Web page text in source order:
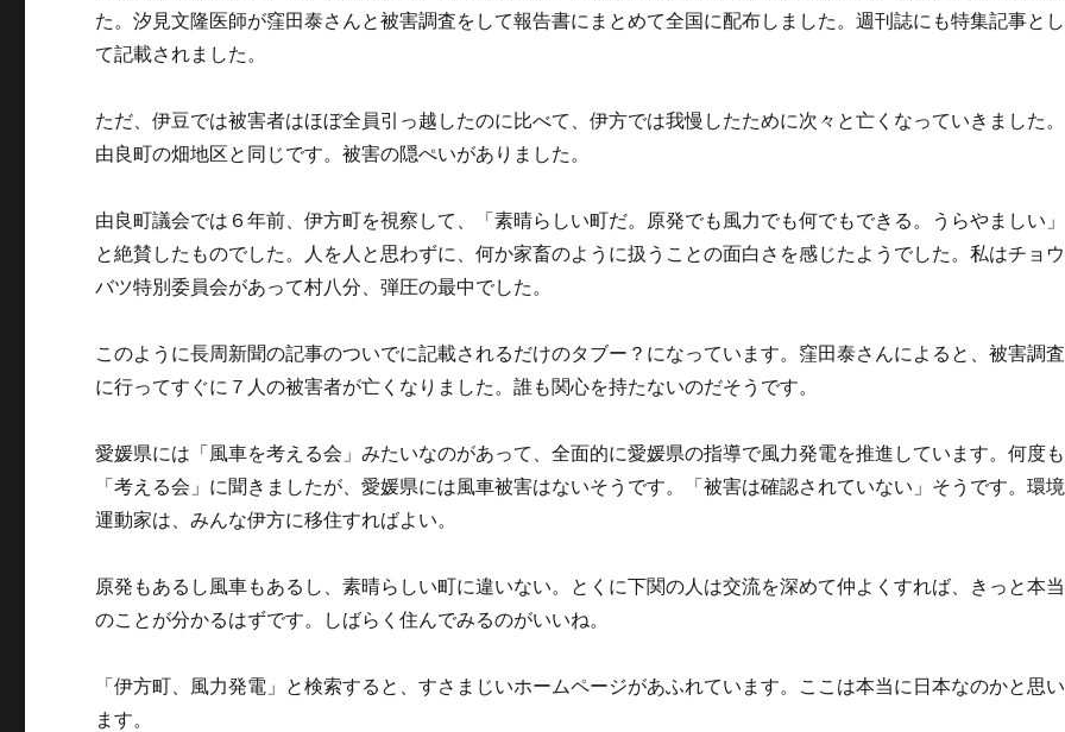
た。汐見文隆医師が窪田泰さんと被害調査をして報告書にまとめて全国に配布しました。週刊誌にも特集記事とし
て記載されました。
ただ、伊豆では被害者はほぼ全員引っ越したのに比べて、伊方では我慢したために次々と亡くなっていきました。
由良町の畑地区と同じです。被害の隠ぺいがありました。
由良町議会では６年前、伊方町を視察して、「素晴らしい町だ。原発でも風力でも何でもできる。うらやましい」
と絶賛したものでした。人を人と思わずに、何か家畜のように扱うことの面白さを感じたようでした。私はチョウ
バツ特別委員会があって村八分、弾圧の最中でした。
このように長周新聞の記事のついでに記載されるだけのタブー？になっています。窪田泰さんによると、被害調査
に行ってすぐに７人の被害者が亡くなりました。誰も関心を持たないのだそうです。
愛媛県には「風車を考える会」みたいなのがあって、全面的に愛媛県の指導で風力発電を推進しています。何度も
「考える会」に聞きましたが、愛媛県には風車被害はないそうです。「被害は確認されていない」そうです。環境
運動家は、みんな伊方に移住すればよい。
原発もあるし風車もあるし、素晴らしい町に違いない。とくに下関の人は交流を深めて仲よくすれば、きっと本当
のことが分かるはずです。しばらく住んでみるのがいいね。
「伊方町、風力発電」と検索すると、すさまじいホームページがあふれています。ここは本当に日本なのかと思い
ます。